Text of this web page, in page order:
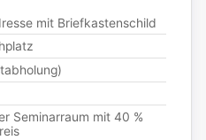
mit Briefkastenschild
Seminarraum mit 40 %